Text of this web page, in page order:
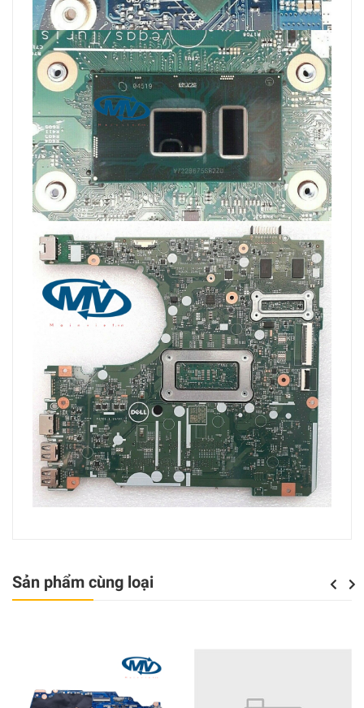
Sản phẩm cùng loại Previous
Next